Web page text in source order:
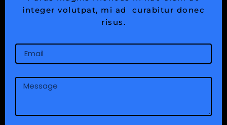
integer volutpat, mi ad curabitur donec
risus.
Email
Message